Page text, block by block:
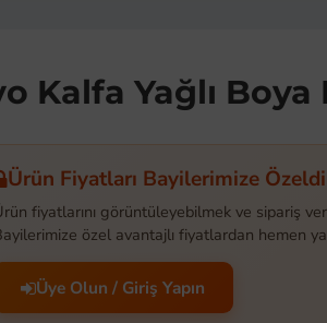
Kalfa Yağlı Boya
Ürün Fiyatları Bayilerimize
fiyatlarını görüntüleyebilmek ve sipariş
özel avantajlı fiyatlardan hemen
Üye Olun / Giriş Yapın